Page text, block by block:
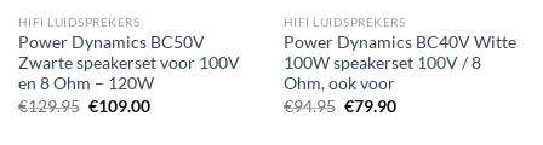
HIFI LUIDSPREKERS
Power Dynamics BC50V
Zwarte speakerset voor 100V
en 8 Ohm – 120W
€129.95 Oorspronkelijke
€109.00Huidige
HIFI LUIDSPREKERS
Power Dynamics BC40V Witte
100W speakerset 100V / 8
Ohm, ook voor
€94.95 Oorspronkelijke
€79.90Huidige